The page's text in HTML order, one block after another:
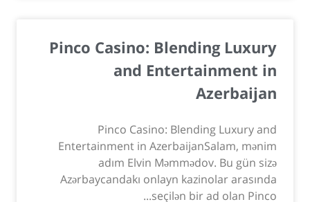
Pinco Casino: Blending Luxury
and Entertainment in
Azerbaijan
Pinco Casino: Blending Luxury and
Entertainment in AzerbaijanSalam, mənim
adım Elvin Məmmədov. Bu gün sizə
Azərbaycandakı onlayn kazinolar arasında
seçilən bir ad olan Pinco...